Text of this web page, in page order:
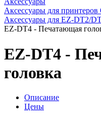
Аксессуары для принтеров
Аксессуары для EZ-DT2/
EZ-DT4 - Печатающая
EZ-DT4 -
головка
Описание
Цены